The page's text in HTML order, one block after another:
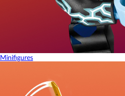
Minifigures